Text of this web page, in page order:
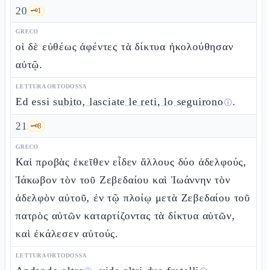
20 🗝️1
GRECO
οἱ δὲ εὐθέως ἀφέντες τὰ δίκτυα ἠκολούθησαν
αὐτῷ.
LETTURA ORTODOSSA
Ed essisubito, lasciate le reti, lo seguironoⓘ.
21 🗝️8
GRECO
Καὶ προβὰς ἐκεῖθεν εἶδεν ἄλλους δύο ἀδελφούς,
Ἰάκωβον τὸν τοῦ Ζεβεδαίου καὶ Ἰωάννην τὸν
ἀδελφὸν αὐτοῦ, ἐν τῷ πλοίῳ μετὰ Ζεβεδαίου τοῦ
πατρὸς αὐτῶν καταρτίζοντας τὰ δίκτυα αὐτῶν,
καὶ ἐκάλεσεν αὐτούς.
LETTURA ORTODOSSA